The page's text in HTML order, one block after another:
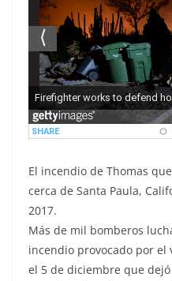
El incendio de Thomas
cerca de Santa Paula,
2017.
Más de mil bomberos
incendio provocado por
el 5 de diciembre que